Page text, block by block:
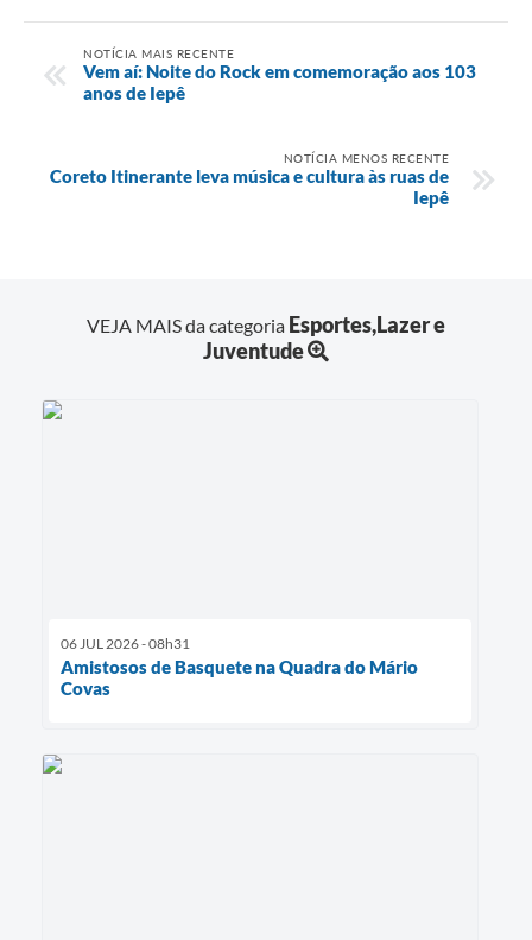
NOTÍCIA MAIS RECENTE
Vem aí: Noite do Rock em comemoração aos 103
anos de Iepê
NOTÍCIA MENOS RECENTE
Coreto Itinerante leva música e cultura às ruas de
Iepê
VEJA MAIS da categoria Esportes,Lazer e
Juventude
06 JUL 2026 - 08h31
Amistosos de Basquete na Quadra do Mário
Covas